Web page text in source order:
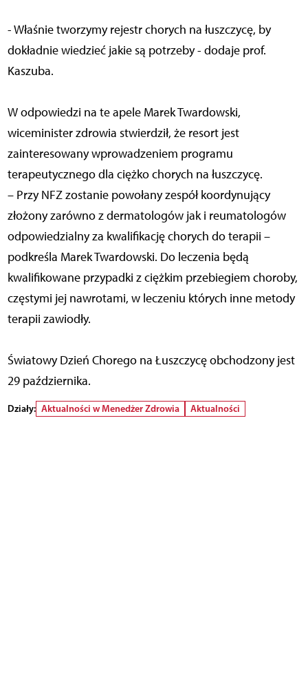
- Właśnie tworzymy rejestr chorych na łuszczycę, by
dokładnie wiedzieć jakie są potrzeby - dodaje prof.
Kaszuba.
W odpowiedzi na te apele Marek Twardowski,
wiceminister zdrowia stwierdził, że resort jest
zainteresowany wprowadzeniem programu
terapeutycznego dla ciężko chorych na łuszczycę.
– Przy NFZ zostanie powołany zespół koordynujący
złożony zarówno z dermatologów jak i reumatologów
odpowiedzialny za kwalifikację chorych do terapii –
podkreśla Marek Twardowski. Do leczenia będą
kwalifikowane przypadki z ciężkim przebiegiem choroby,
częstymi jej nawrotami, w leczeniu których inne metody
terapii zawiodły.
Światowy Dzień Chorego na Łuszczycę obchodzony jest
29 października.
Działy: Aktualności w Menedżer Zdrowia Aktualności